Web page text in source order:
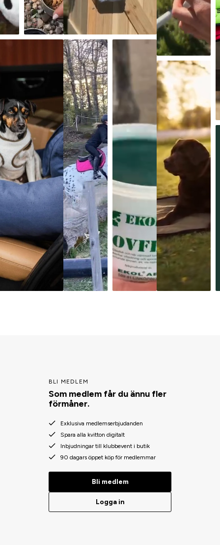
BLI MEDLEM
Som medlem får du ännu fler
förmåner.
Exklusiva medlemserbjudanden
Spara alla kvitton digitalt
Inbjudningar till klubbevent i butik
90 dagars öppet köp för medlemmar
Bli medlem
Logga in